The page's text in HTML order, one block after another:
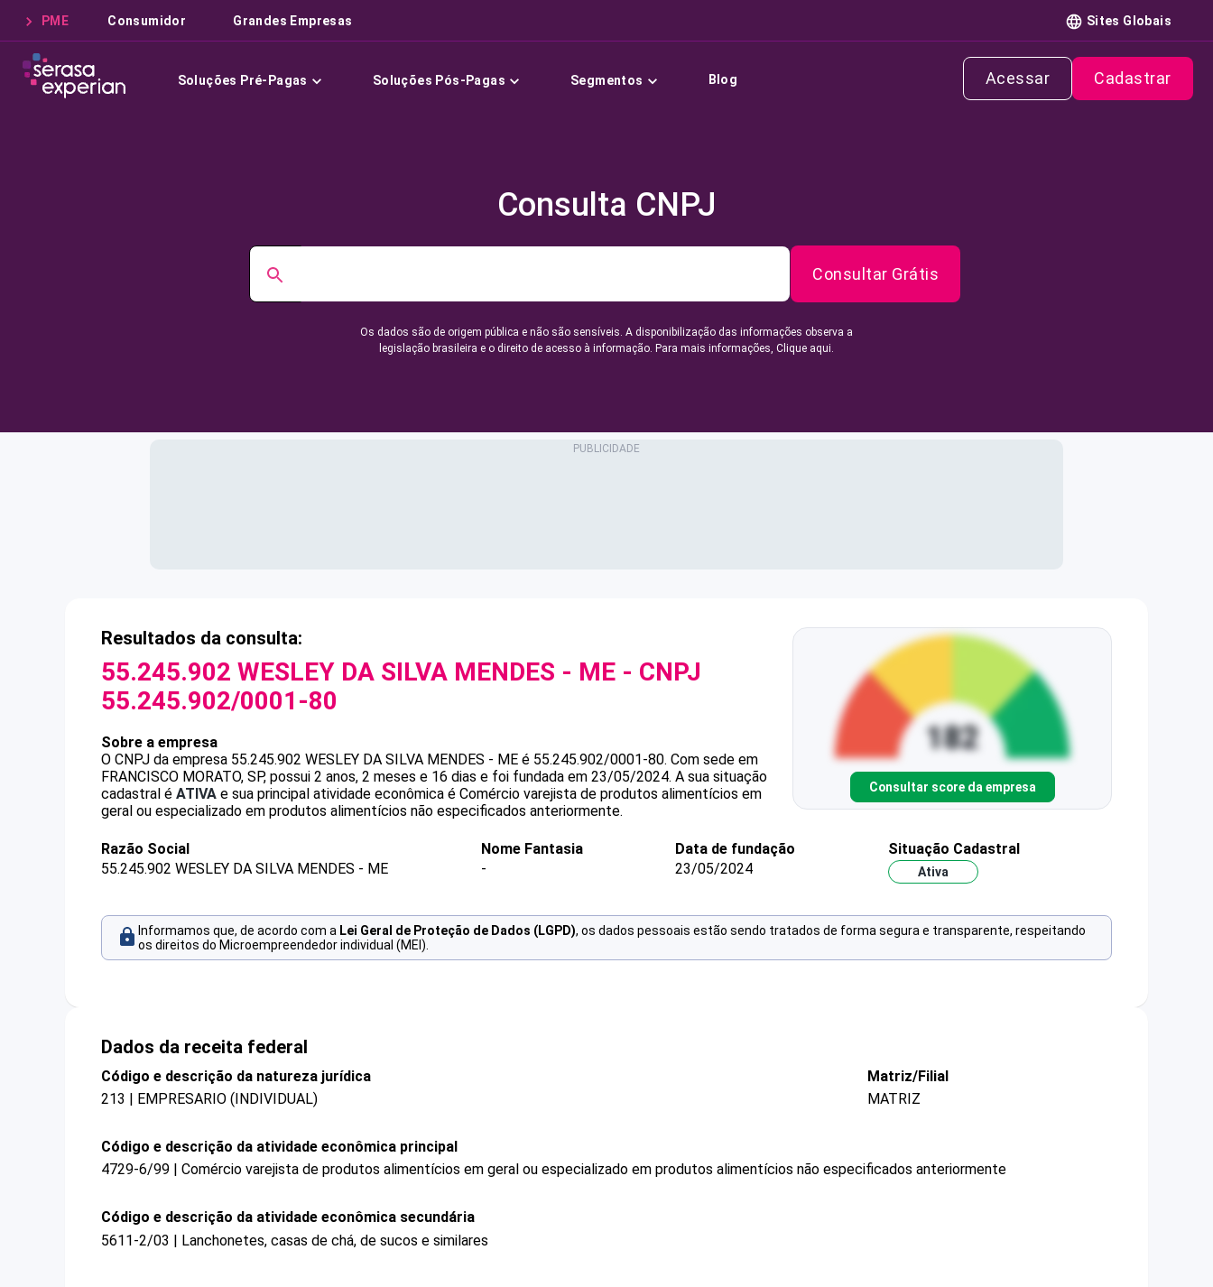
PME Consumidor Grandes Empresas Sites Globais
Soluções Pré-Pagas Soluções Pós-Pagas Segmentos Blog Acessar Cadastrar
Consulta CNPJ
Consultar Grátis
Os dados são de origem pública e não são sensíveis. A disponibilização das informações observa a
legislação brasileira e o direito de acesso à informação. Para mais informações, Clique aqui.
Resultados da consulta:
55.245.902 WESLEY DA SILVA MENDES - ME - CNPJ
55.245.902/0001-80
Sobre a empresa
O CNPJ da empresa 55.245.902 WESLEY DA SILVA MENDES - ME é 55.245.902/0001-80. Com sede em
FRANCISCO MORATO, SP, possui 2 anos, 2 meses e 16 dias e foi fundada em 23/05/2024. A sua situação
cadastral é ATIVA e sua principal atividade econômica é Comércio varejista de produtos alimentícios em
geral ou especializado em produtos alimentícios não especificados anteriormente.
Consultar score da empresa
Razão Social
55.245.902 WESLEY DA SILVA MENDES - ME
Nome Fantasia
-
Data de fundação
23/05/2024
Situação Cadastral
Ativa
Informamos que, de acordo com a Lei Geral de Proteção de Dados (LGPD), os dados pessoais estão sendo tratados de forma segura e transparente, respeitando
os direitos do Microempreendedor individual (MEI).
Dados da receita federal
Código e descrição da natureza jurídica
213 | EMPRESARIO (INDIVIDUAL)
Matriz/Filial
MATRIZ
Código e descrição da atividade econômica principal
4729-6/99 | Comércio varejista de produtos alimentícios em geral ou especializado em produtos alimentícios não especificados anteriormente
Código e descrição da atividade econômica secundária
5611-2/03 | Lanchonetes, casas de chá, de sucos e similares